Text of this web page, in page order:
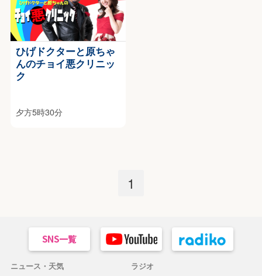
ひげドクターと原ちゃ
んのチョイ悪クリニッ
ク
夕方5時30分
1
ニュース・天気 ラジオ